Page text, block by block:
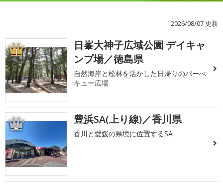
2026/08/07 更新
1
日峯大神子広域公園 デイキャ
ンプ場／徳島県
自然海岸と松林を活かした日帰りのバーべ
キュー広場
2 豊浜SA(上り線)／香川県
香川と愛媛の県境に位置するSA